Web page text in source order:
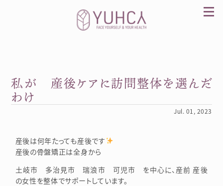
カラダを整え、習慣を変えて、心を前向きに。産
前産後訪問整体 YUHCA（ユウカ）
私が 産後ケアに訪問整体を選んだ
わけ
Jul. 01, 2023
産後は何年たっても産後です
産後の骨盤矯正は全身から
土岐市 多治見市 瑞浪市 可児市 を中心に、産前 産後
の女性を整体でサポートしています。